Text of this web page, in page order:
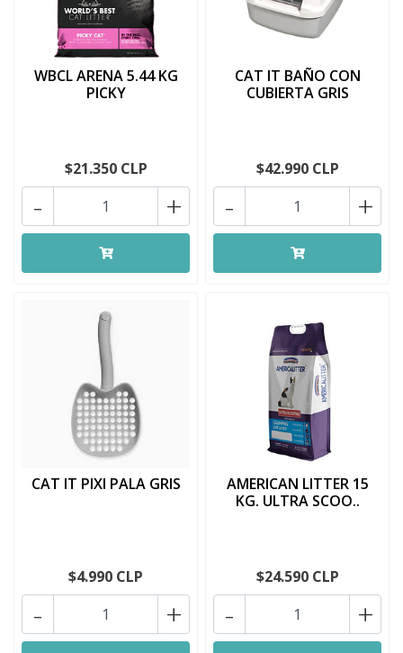
WBCL ARENA 5.44 KG
PICKY
$21.350 CLP
+
-
CAT IT BAÑO CON
CUBIERTA GRIS
$42.990 CLP
+
-
CAT IT PIXI PALA GRIS
$4.990 CLP
+
-
AMERICAN LITTER 15
KG. ULTRA SCOO..
$24.590 CLP
+
-